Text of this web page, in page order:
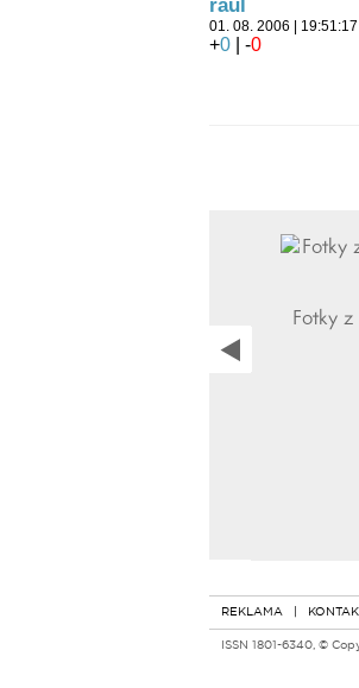
raul
01. 08. 2006 | 19:51:17
+0 | -0
Fotky
REKLAMA |
ISSN 1801-6340, ©